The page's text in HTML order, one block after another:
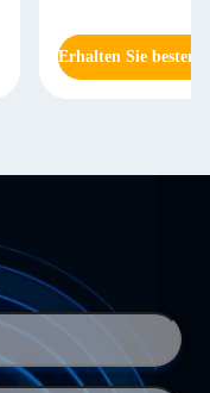
Erhalten Sie besten